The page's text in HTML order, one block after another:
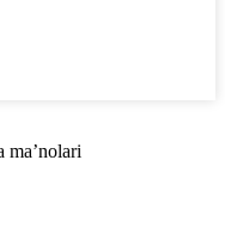
ma’nolari